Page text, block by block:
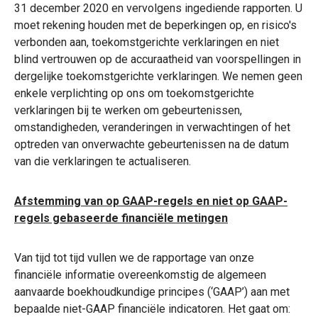
31 december 2020 en vervolgens ingediende rapporten. U
moet rekening houden met de beperkingen op, en risico's
verbonden aan, toekomstgerichte verklaringen en niet
blind vertrouwen op de accuraatheid van voorspellingen in
dergelijke toekomstgerichte verklaringen. We nemen geen
enkele verplichting op ons om toekomstgerichte
verklaringen bij te werken om gebeurtenissen,
omstandigheden, veranderingen in verwachtingen of het
optreden van onverwachte gebeurtenissen na de datum
van die verklaringen te actualiseren.
Afstemming van op GAAP-regels en niet op GAAP-
regels gebaseerde financiële metingen
Van tijd tot tijd vullen we de rapportage van onze
financiële informatie overeenkomstig de algemeen
aanvaarde boekhoudkundige principes (‘GAAP’) aan met
bepaalde niet-GAAP financiële indicatoren. Het gaat om: